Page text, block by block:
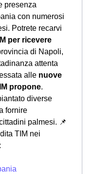
presenza
con numerosi
Potrete recarvi
per ricevere
di Napoli,
attenta
alle nuove
propone.
diverse
fornire
palmesi. 📌
TIM nei